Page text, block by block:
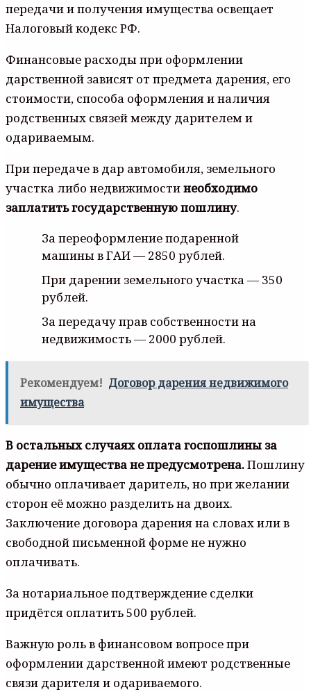
передачи и получения имущества освещает
Налоговый кодекс РФ.
Финансовые расходы при оформлении
дарственной зависят от предмета дарения, его
стоимости, способа оформления и наличия
родственных связей между дарителем и
одариваемым.
При передаче в дар автомобиля, земельного
участка либо недвижимостинеобходимо
заплатить государственную пошлину.
За переоформление подаренной
машины в ГАИ — 2850 рублей.
При дарении земельного участка — 350
рублей.
За передачу прав собственности на
недвижимость — 2000 рублей.
Рекомендуем! Договор дарения недвижимого
имущества
В остальных случаях оплата госпошлины за
дарение имущества не предусмотрена.Пошлину
обычно оплачивает даритель, но при желании
сторон её можно разделить на двоих.
Заключение договора дарения на словах или в
свободной письменной форме не нужно
оплачивать.
За нотариальное подтверждение сделки
придётся оплатить 500 рублей.
Важную роль в финансовом вопросе при
оформлении дарственной имеют родственные
связи дарителя и одариваемого.